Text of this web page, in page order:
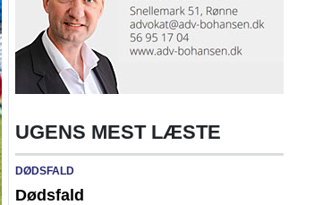
UGENS MEST LÆSTE
DØDSFALD
Dødsfald